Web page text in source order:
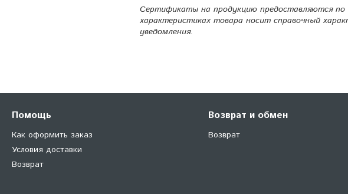
Сертификаты на продукцию предоставляются
характеристиках товара носит справочный
уведомления.
Помощь
Как оформить заказ
Условия доставки
Возврат
Возврат и обмен
Возврат